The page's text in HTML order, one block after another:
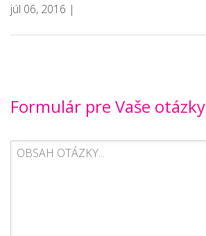
júl 06, 2016 |
Formulár pre Vaše otázky